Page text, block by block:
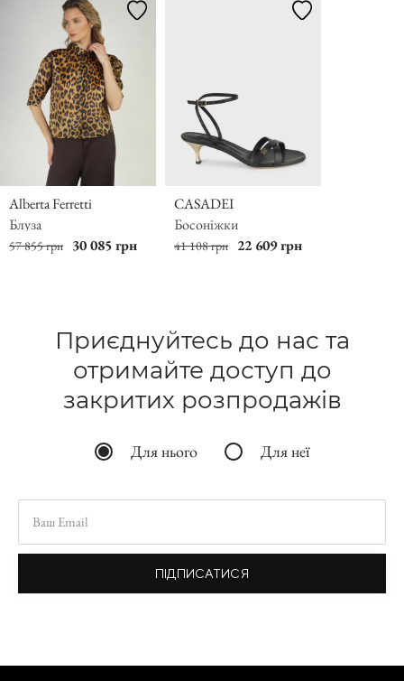
Alberta Ferretti
Блуза
57 855 грн 30 085 грн
CASADEI
Босоніжки
41 108 грн 22 609 грн
Приєднуйтесь до нас та
отримайте доступ до
закритих розпродажів
Для нього Для неї
ПІДПИСАТИСЯ